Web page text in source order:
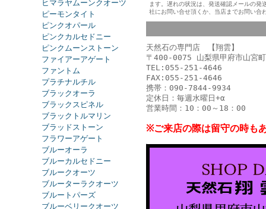
ヒマラヤムーンクオーツ
ピーモンタイト
ピンクオパール
ピンクカルセドニー
ピンクムーンストーン
ファイアーアゲート
ファントム
プラチナルチル
ブラックオーラ
ブラックスピネル
ブラックトルマリン
ブラッドストーン
フラワーアゲート
ブルーオーラ
ブルーカルセドニー
ブルークオーツ
ブルーターラクオーツ
ブルートパーズ
ブルーベリークオーツ
ます。遅れの状況は、発送確認メールの発
社にお問い合せ頂くか、当店までお問い合
天然石の専門店 【翔雲】
〒400-0075 山梨県甲府市山宮
TEL:055-251-4646
FAX:055-251-4646
携帯：090-7844-9934
定休日：毎週水曜日+α
営業時間：10：00～18：00
※ご来店の際は留守の時も